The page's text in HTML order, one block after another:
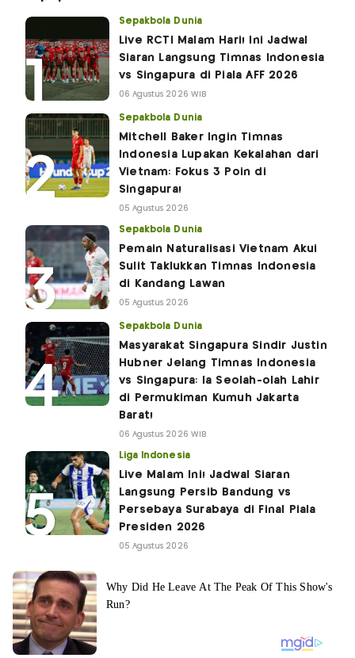
Sepakbola Dunia
Live RCTI Malam Hari! Ini Jadwal
Siaran Langsung Timnas Indonesia
vs Singapura di Piala AFF 2026
06 Agustus 2026 WIB
Sepakbola Dunia
Mitchell Baker Ingin Timnas
Indonesia Lupakan Kekalahan dari
Vietnam: Fokus 3 Poin di
Singapura!
05 Agustus 2026
Sepakbola Dunia
Pemain Naturalisasi Vietnam Akui
Sulit Taklukkan Timnas Indonesia
di Kandang Lawan
05 Agustus 2026
Sepakbola Dunia
Masyarakat Singapura Sindir Justin
Hubner Jelang Timnas Indonesia
vs Singapura: Ia Seolah-olah Lahir
di Permukiman Kumuh Jakarta
Barat!
06 Agustus 2026 WIB
Liga Indonesia
Live Malam Ini! Jadwal Siaran
Langsung Persib Bandung vs
Persebaya Surabaya di Final Piala
Presiden 2026
05 Agustus 2026